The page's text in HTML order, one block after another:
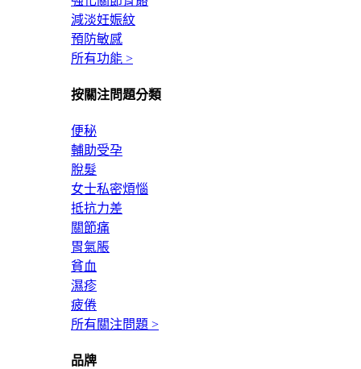
減淡妊娠紋
預防敏感
所有功能 >
按關注問題分類
便秘
輔助受孕
脫髮
女士私密煩惱
抵抗力差
關節痛
胃氣脹
貧血
濕疹
疲倦
所有關注問題 >
品牌